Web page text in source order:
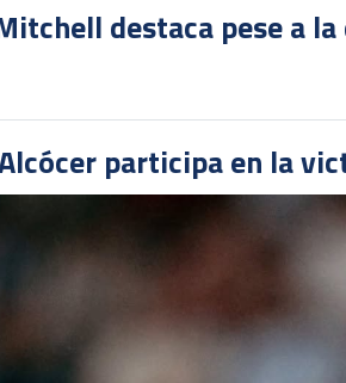
destaca pese a
participa en la